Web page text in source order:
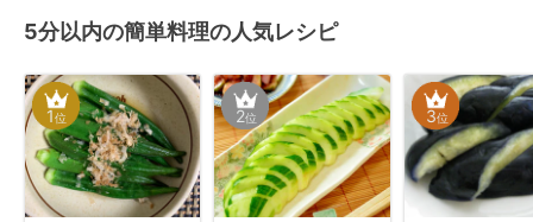
5分以内の簡単料理の人気レシピ
1位 2位 3位